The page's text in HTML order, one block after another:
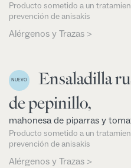
Producto sometido a un
prevención de anisakis
Alérgenos y Trazas >
NUEVO
Ensaladilla
de pepinillo,
mahonesa de piparras y
Producto sometido a un
prevención de anisakis
Alérgenos y Trazas >